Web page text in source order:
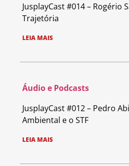
JusplayCast #014 – Rogério
Trajetória
LEIA MAIS
Áudio e Podcasts
JusplayCast #012 – Pedro
Ambiental e o STF
LEIA MAIS